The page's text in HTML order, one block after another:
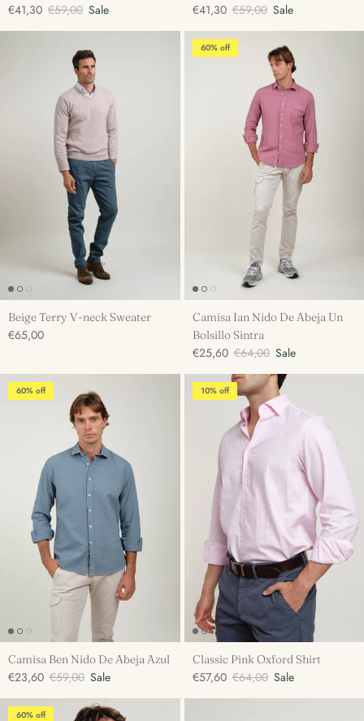
€41,30 €59,00 Sale €41,30 €59,00 Sale
Beige Terry V-neck Sweater
€65,00
60% off
Camisa Ian Nido De Abeja Un
Bolsillo Sintra
€25,60 €64,00 Sale
60% off
Camisa Ben Nido De Abeja Azul
€23,60 €59,00 Sale
10% off
Classic Pink Oxford Shirt
€57,60 €64,00 Sale
60% off